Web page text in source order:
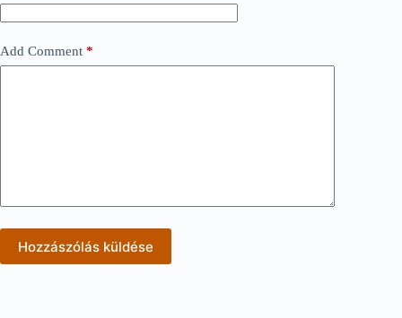
Add Comment *
Hozzászólás küldése